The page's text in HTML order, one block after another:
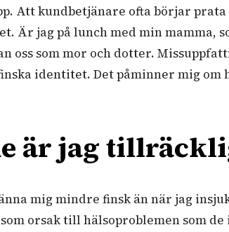
Att kundbetjänare ofta börjar
Är jag på lunch med min mamma,
oss som mor och dotter.
identitet. Det påminner mig
är jag
mig mindre finsk än när jag
orsak till hälsoproblemen som